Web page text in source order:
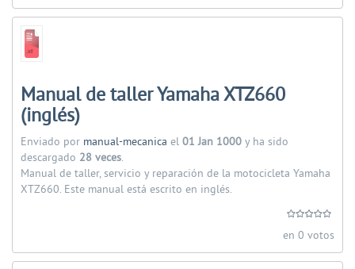
Manual de taller Yamaha XTZ660
(inglés)
Enviado por manual-mecanica el 01 Jan 1000 y ha sido
descargado 28 veces.
Manual de taller, servicio y reparación de la motocicleta Yamaha
XTZ660. Este manual está escrito en inglés.
en 0 votos